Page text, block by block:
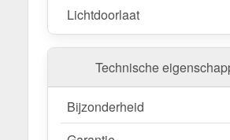
Lichtdoorlaat
Technische
Bijzonderheid